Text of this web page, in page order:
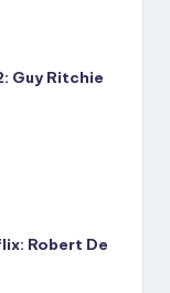
Guy Ritchie
Robert De